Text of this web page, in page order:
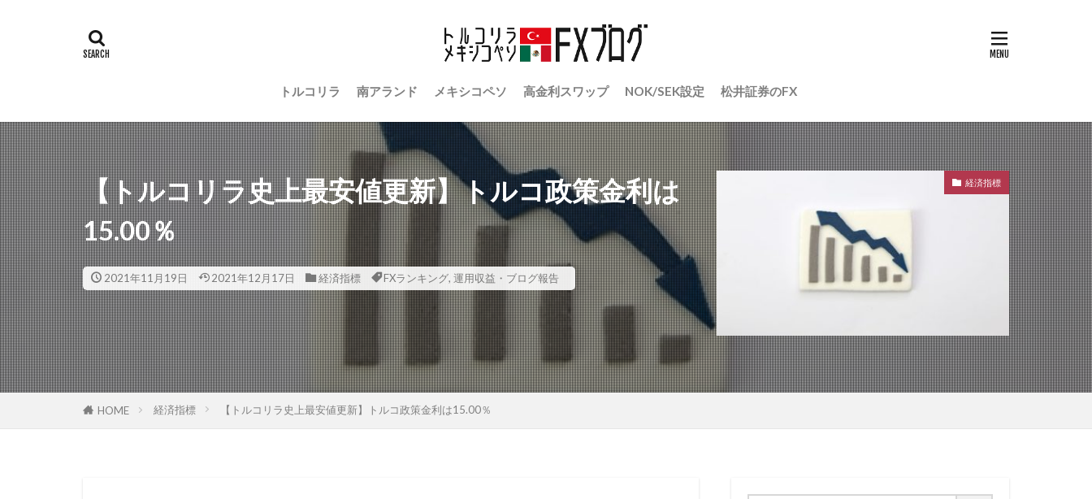
トルコリラ 南アランド メキシコペソ 高金利スワップ NOK/SEK設定 松井証券のFX
【トルコリラ史上最安値更新】トルコ政策金利は
15.00％
2021年11月19日 2021年12月17日 経済指標 FXランキング, 運用収益・ブログ報告
経済指標
HOME 経済指標 【トルコリラ史上最安値更新】トルコ政策金利は15.00％